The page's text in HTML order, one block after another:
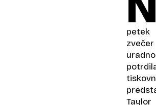
petek
zvečer
uradno
Taylor